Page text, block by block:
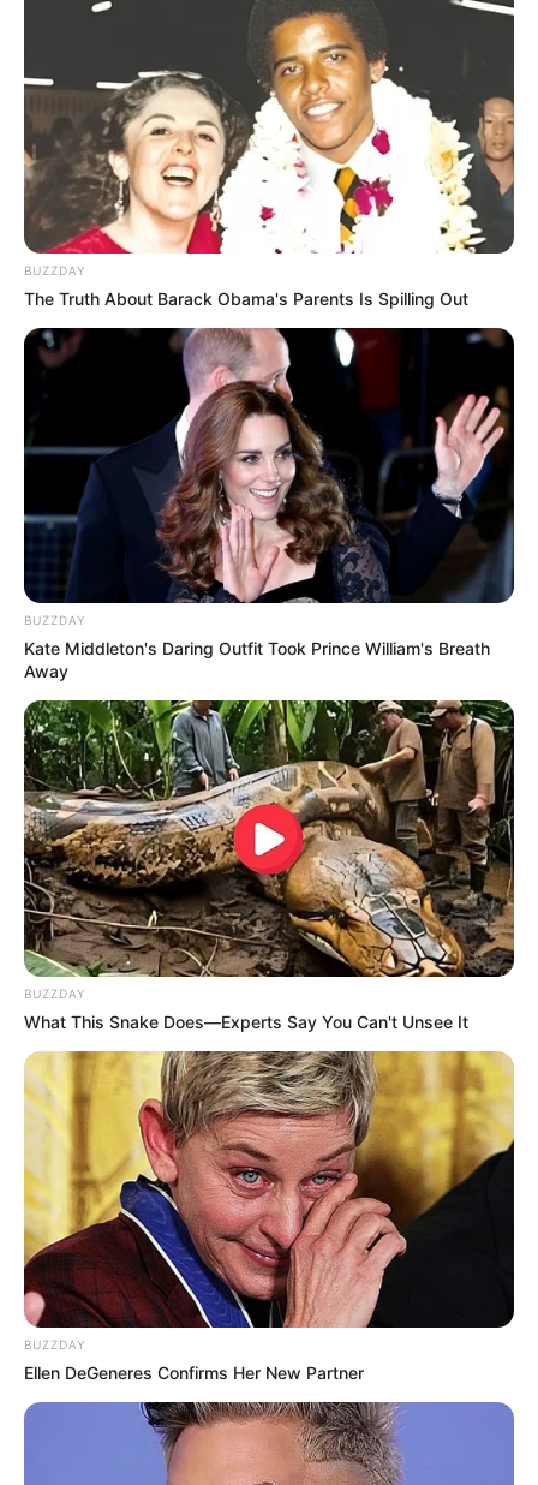
BUZZDAY
The Truth About Barack Obama's Parents Is Spilling Out
BUZZDAY
Kate Middleton's Daring Outfit Took Prince William's Breath
Away
BUZZDAY
What This Snake Does—Experts Say You Can't Unsee It
BUZZDAY
Ellen DeGeneres Confirms Her New Partner